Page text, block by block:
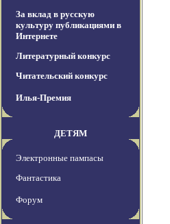
За вклад в русскую
культуру публикациями в
Интернете
Литературный конкурс
Читательский конкурс
Илья-Премия
ДЕТЯМ
Электронные пампасы
Фантастика
Форум